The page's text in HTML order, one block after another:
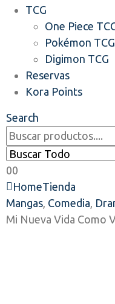
TCG
One Piece
Pokémon
Digimon TCG
Reservas
Kora Points
Search
00
HomeTienda
Mangas, Comedia,
Mi Nueva Vida Como